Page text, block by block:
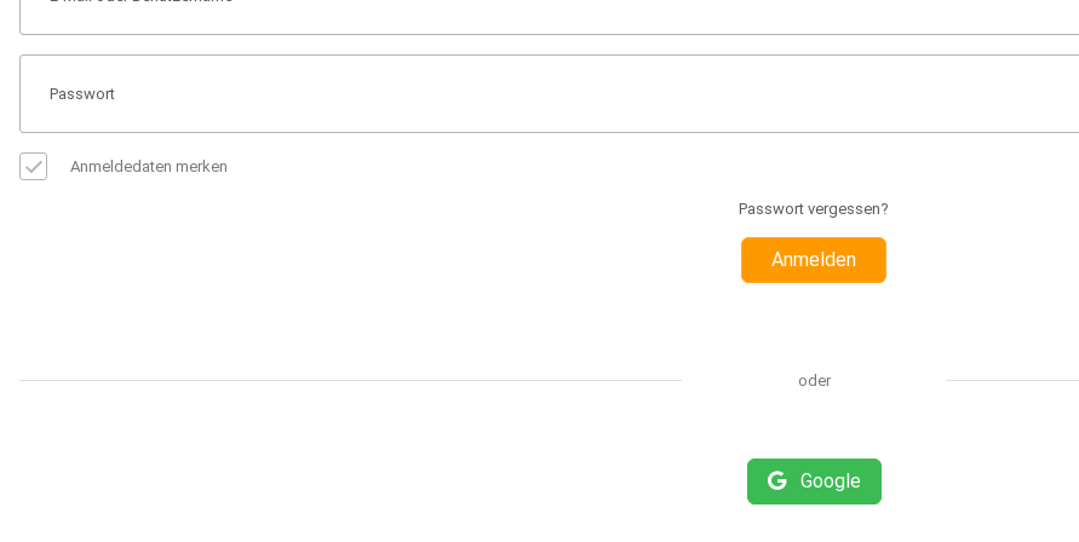
Anmeldedaten merken
Passwort vergessen?
Anmelden
oder
Google